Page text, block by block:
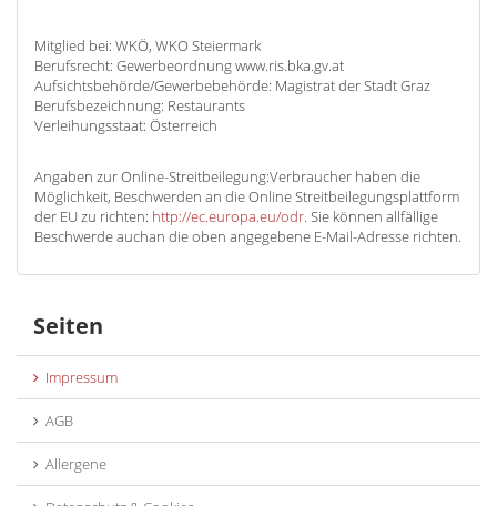
Mitglied bei: WKÖ, WKO Steiermark
Berufsrecht: Gewerbeordnung www.ris.bka.gv.at
Aufsichtsbehörde/Gewerbebehörde: Magistrat der Stadt Graz
Berufsbezeichnung: Restaurants
Verleihungsstaat: Österreich
Angaben zur Online-Streitbeilegung:Verbraucher haben die
Möglichkeit, Beschwerden an die Online Streitbeilegungsplattform
der EU zu richten: http://ec.europa.eu/odr. Sie können allfällige
Beschwerde auchan die oben angegebene E-Mail-Adresse richten.
Seiten
Impressum
AGB
Allergene